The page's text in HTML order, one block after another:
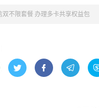
双不限套餐 办理多卡共享权益包
  